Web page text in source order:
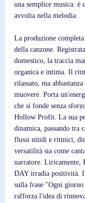
una semplice musica: è
avvolta nella melodia.
La produzione
della canzone.
domestico, la traccia
organica e intima. Il
rilassato, ma
muovere. Porta
che si fonde senza
Hollow Profit. La sua
dinamica, passando tra
flussi nitidi e ritmici,
versatilità sia come
narratore. Liricamente,
DAY irradia positività.
sulla frase "Ogni
rafforza l'idea di